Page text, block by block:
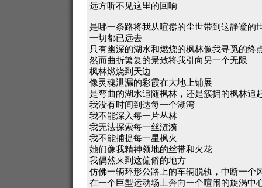
远方听不见这里的回响
是哪一条路将我从喧嚣的尘世带到这静谧的
一切都已远去
只有幽深的湖水和燃烧的枫林像我寻觅的终
然而曲折繁复的景致将我引向另一个无限
枫林燃烧到天边
像灵魂泄漏的彩霞在大地上铺展
是弯曲的湖水追随枫林，还是簇拥的枫林追
我没有时间到达每一个湖湾
我不能深入每一片丛林
我无法探索每一丝涟漪
我不能捕捉每一星枫火
她们像我精神领地的丝带和火花
我偶然来到这偏僻的地方
仿佛一辆环形公路上的车辆脱轨，中断一
在一个巨型运动场上奔向一个喧闹的旋涡中